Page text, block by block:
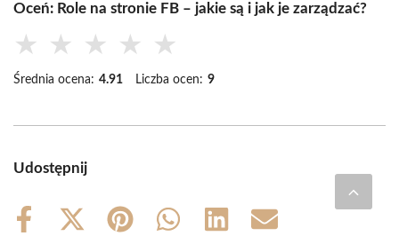
Oceń: Role na stronie FB – jakie są i jak je zarządzać?
★ ★ ★ ★ ★
Średnia ocena: 4.91 Liczba ocen: 9
Udostępnij
Share
Share
Share
Share
Share
Share